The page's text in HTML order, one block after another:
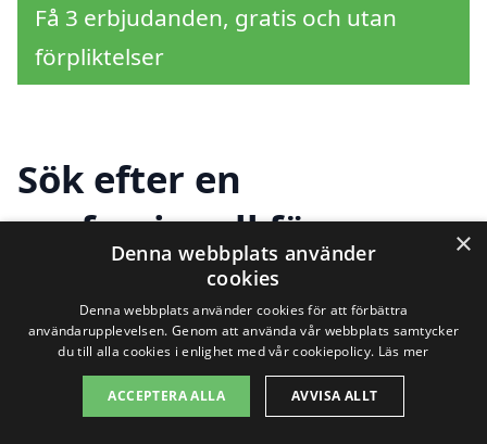
Få 3 erbjudanden, gratis och utan
förpliktelser
Sök efter en
professionell för
dränering i andra
städer nära Östad
Dränering i Östad är en viktig aspekt för
×
Denna webbplats använder
cookies
Denna webbplats använder cookies för att förbättra
användarupplevelsen. Genom att använda vår webbplats samtycker
du till alla cookies i enlighet med vår cookiepolicy. Läs mer
ACCEPTERA ALLA AVVISA ALLT